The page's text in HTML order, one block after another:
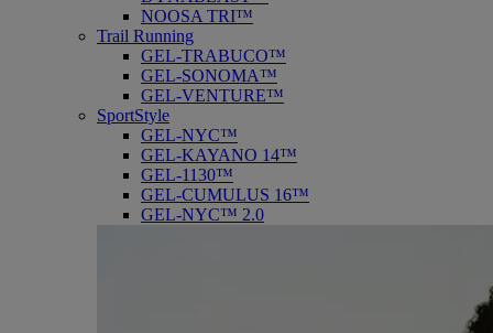
NOOSA TRI™
Trail Running
GEL-TRABUCO™
GEL-SONOMA™
GEL-VENTURE™
SportStyle
GEL-NYC™
GEL-KAYANO 14™
GEL-1130™
GEL-CUMULUS 16™
GEL-NYC™ 2.0